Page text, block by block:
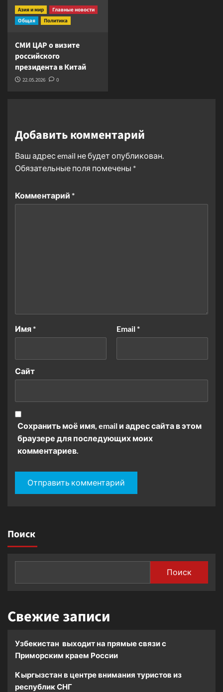
Азия и мир
Главные новости
Общая
Политика
СМИ ЦАР о визите
российского
президента в Китай
22.05.2026 0
Добавить комментарий
Ваш адрес email не будет опубликован.
Обязательные поля помечены *
Комментарий *
Имя* Email*
Сайт
Сохранить моё имя, email и адрес сайта в этом
браузере для последующих моих
комментариев.
Поиск
Поиск
Свежие записи
Узбекистан выходит на прямые связи с
Приморским краем России
Кыргызстан в центре внимания туристов из
республик СНГ